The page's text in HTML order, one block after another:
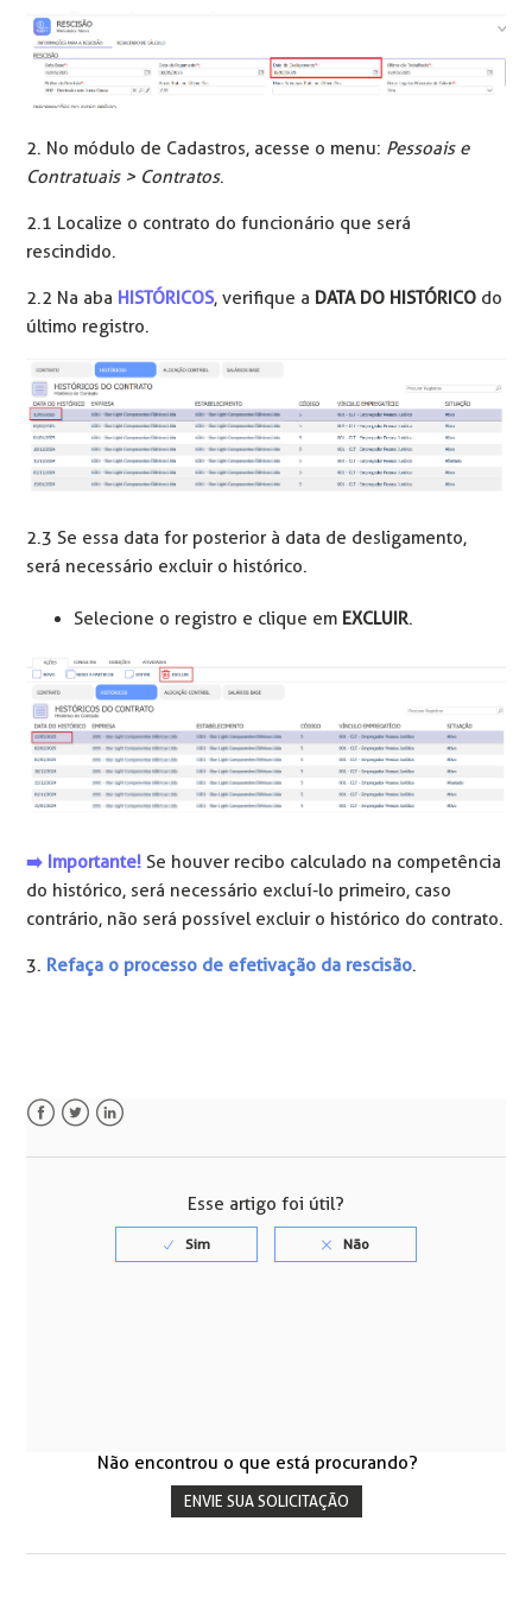
2. No módulo de Cadastros, acesse o menu: Pessoais e
Contratuais > Contratos.
2.1 Localize o contrato do funcionário que será
rescindido.
2.2 Na aba HISTÓRICOS, verifique a DATA DO HISTÓRICO do
último registro.
2.3 Se essa data for posterior à data de desligamento,
será necessário excluir o histórico.
Selecione o registro e clique em EXCLUIR.
➡️ Importante! Se houver recibo calculado na competência
do histórico, será necessário excluí-lo primeiro, caso
contrário, não será possível excluir o histórico do contrato.
3. Refaça o processo de efetivação da rescisão.
Esse artigo foi útil?
Não encontrou o que está procurando?
ENVIE SUA SOLICITAÇÃO